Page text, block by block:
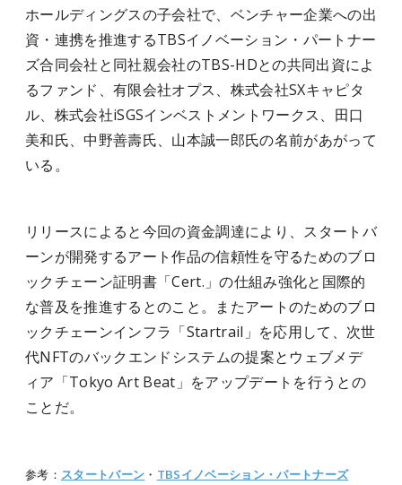
ホールディングスの子会社で、ベンチャー企業への出
資・連携を推進するTBSイノベーション・パートナー
ズ合同会社と同社親会社のTBS-HDとの共同出資によ
るファンド、有限会社オプス、株式会社SXキャピタ
ル、株式会社iSGSインベストメントワークス、田口
美和氏、中野善壽氏、山本誠一郎氏の名前があがって
いる。
リリースによると今回の資金調達により、スタートバ
ーンが開発するアート作品の信頼性を守るためのブロ
ックチェーン証明書「Cert.」の仕組み強化と国際的
な普及を推進するとのこと。またアートのためのブロ
ックチェーンインフラ「Startrail」を応用して、次世
代NFTのバックエンドシステムの提案とウェブメデ
ィア「Tokyo Art Beat」をアップデートを行うとの
ことだ。
参考： スタートバーン ・ TBSイノベーション・パートナーズ